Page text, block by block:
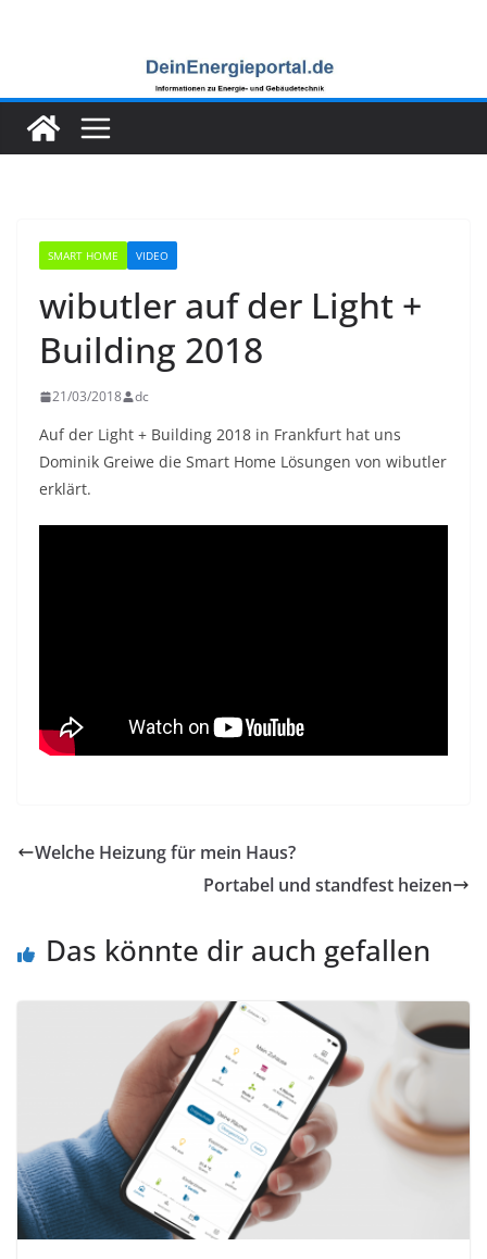
SMART HOME VIDEO
wibutler auf der Light +
Building 2018
21/03/2018 dc
Auf der Light + Building 2018 in Frankfurt hat uns
Dominik Greiwe die Smart Home Lösungen von wibutler
erklärt.
Welche Heizung für mein Haus?
Portabel und standfest heizen
Das könnte dir auch gefallen